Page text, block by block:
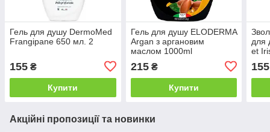
Гель для душу DermoMed
Frangipane 650 мл. 2
155 ₴
Купити
Гель для душу ELODERMA
Argan з аргановим
маслом 1000ml
215₴
Купити
для
et
155
Акційні пропозиції та новинки